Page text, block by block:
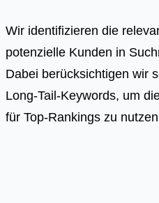
Wir identifizieren die
potenzielle Kunden in
Dabei berücksichtigen wir
Long-Tail-Keywords, um
für Top-Rankings zu